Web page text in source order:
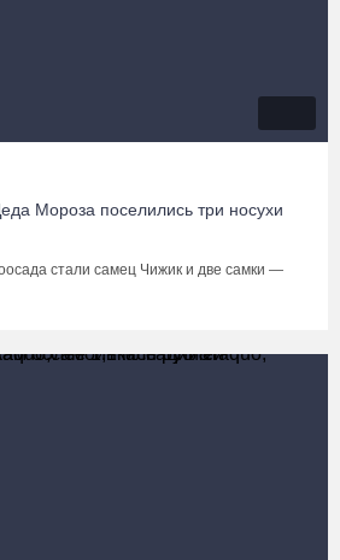
Мороза поселились три носухи
стали самец Чижик и две самки —